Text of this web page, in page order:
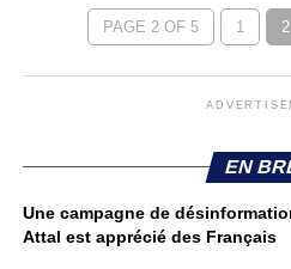
PAGE 2 OF 5 1 2
EN
Une campagne de
Attal est apprécié des Français